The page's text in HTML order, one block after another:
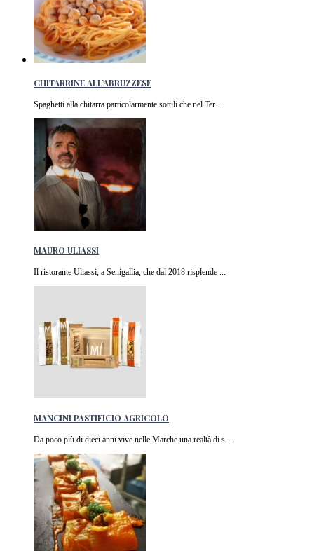
CHITARRINE ALL’ABRUZZESE
Spaghetti alla chitarra particolarmente sottili che nel Ter ...
MAURO ULIASSI
Il ristorante Uliassi, a Senigallia, che dal 2018 risplende ...
MANCINI PASTIFICIO AGRICOLO
Da poco più di dieci anni vive nelle Marche una realtà di s ...